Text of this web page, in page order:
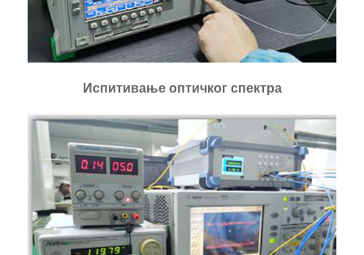
Испитивање оптичког спектра